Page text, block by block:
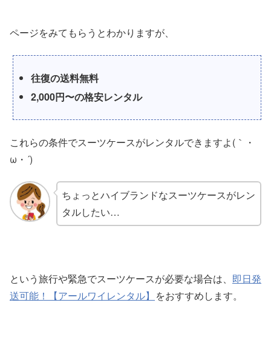
ページをみてもらうとわかりますが、
往復の送料無料
2,000円〜の格安レンタル
これらの条件でスーツケースがレンタルできますよ(｀・
ω・´)
ちょっとハイブランドなスーツケースがレン
タルしたい…
という旅行や緊急でスーツケースが必要な場合は、 即日発
送可能！【アールワイレンタル】 をおすすめします。